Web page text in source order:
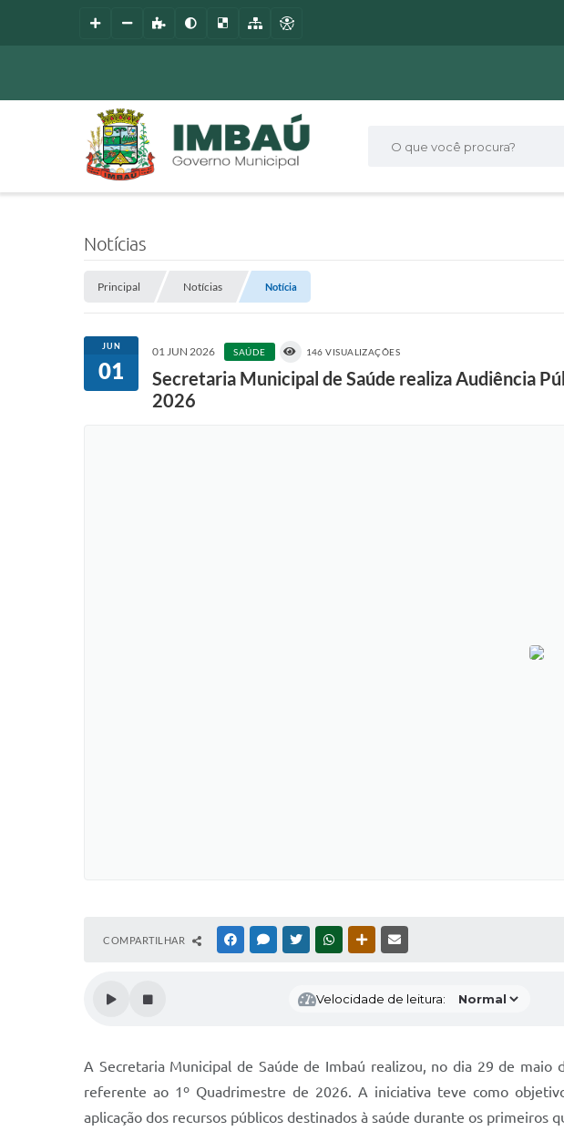
O que você procura?
Notícias
Principal Notícias Notícia
JUN
01
01 JUN 2026 SAÚDE 146 VISUALIZAÇÕES
Secretaria Municipal de Saúde realiza Audiência
2026
COMPARTILHAR FACEBOOKMESSENGER
TWITTERWHATSAPPOUTRAS MÍDIAS
Velocidade de leitura:
A Secretaria Municipal de Saúde de Imbaú realizou, no dia 29 de maio
referente ao 1º Quadrimestre de 2026. A iniciativa teve como
aplicação dos recursos públicos destinados à saúde durante os primeiros